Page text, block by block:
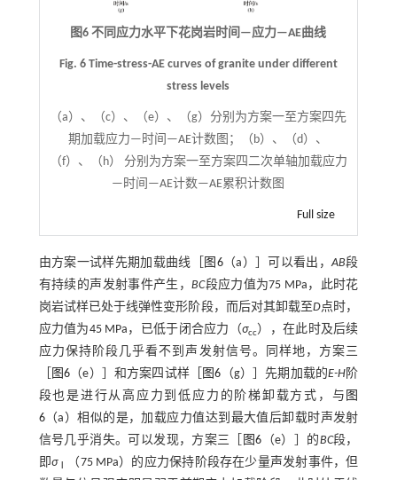
图6 不同应力水平下花岗岩时间—应力—AE曲线
Fig. 6 Time-stress-AE curves of granite under different
stress levels
（a）、（c）、（e）、（g）分别为方案一至方案四先
期加载应力—时间—AE计数图；（b）、（d）、
（f）、（h） 分别为方案一至方案四二次单轴加载应力
—时间—AE计数—AE累积计数图
Full size
由方案一试样先期加载曲线［ 图6（a）］可以看出，AB段
有持续的声发射事件产生，BC段应力值为75 MPa，此时花
岗岩试样已处于线弹性变形阶段，而后对其卸载至D点时，
应力值为45 MPa，已低于闭合应力（σcc），在此时及后续
应力保持阶段几乎看不到声发射信号。同样地，方案三
图6（e）］和方案四试样［ 图6 （g）］先期加载的E-H阶
段也是进行从高应力到低应力的阶梯卸载方式，与 图
6（a）相似的是，加载应力值达到最大值后卸载时声发射
信号几乎消失。可以发现，方案三［
图6 （e）］的BC段，
即σⅠ
（75 MPa）的应力保持阶段存在少量声发射事件，但